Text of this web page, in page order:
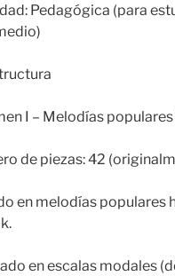
Pedagógica (para
I – Melodías
de piezas: 42
en melodías populares
en escalas modales